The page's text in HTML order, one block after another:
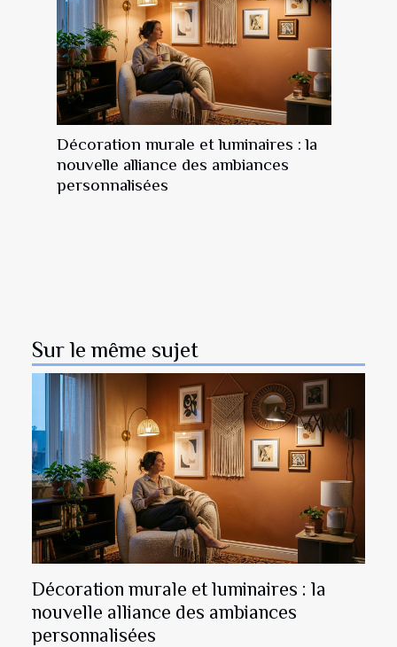
Décoration murale et luminaires : la
nouvelle alliance des ambiances
personnalisées
Sur le même sujet
Décoration murale et luminaires : la
nouvelle alliance des ambiances
personnalisées